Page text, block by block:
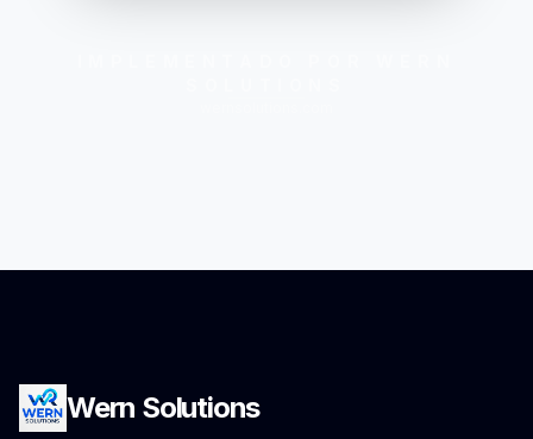
Wern Solutions